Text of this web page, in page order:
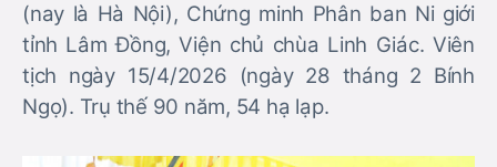
(nay là Hà Nội), Chứng minh Phân ban Ni giới
tỉnh Lâm Đồng, Viện chủ chùa Linh Giác. Viên
tịch ngày 15/4/2026 (ngày 28 tháng 2 Bính
Ngọ). Trụ thế 90 năm, 54 hạ lạp.